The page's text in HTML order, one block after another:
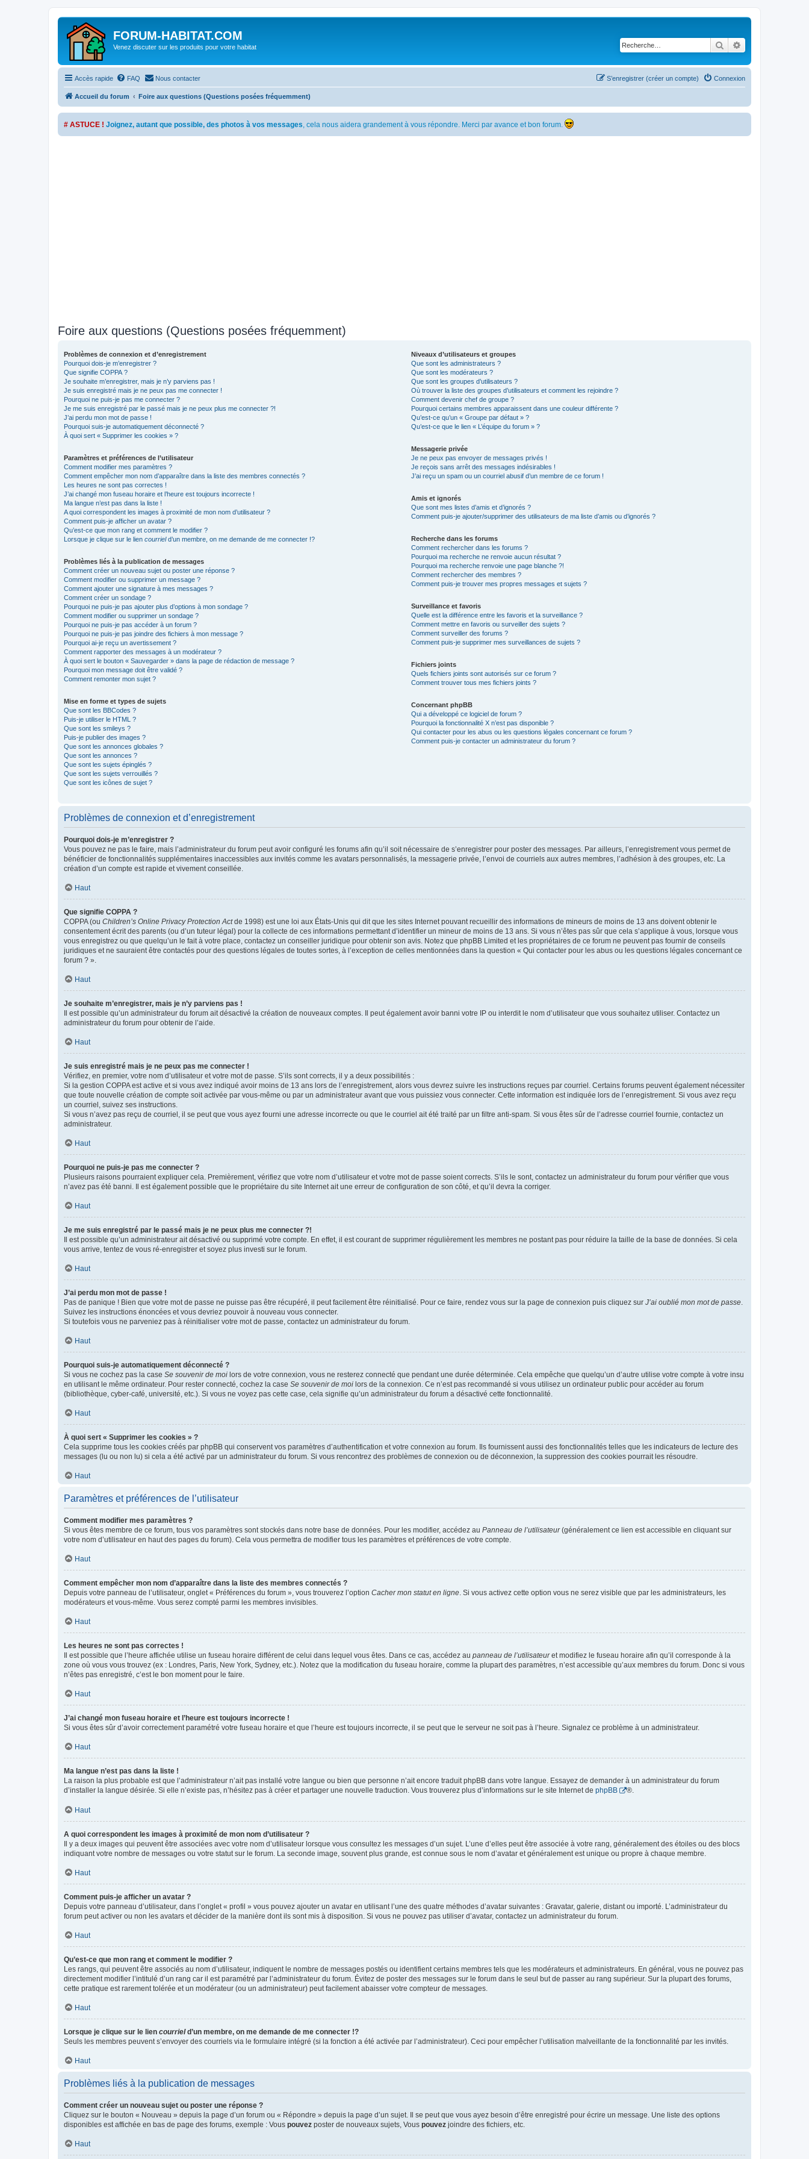
FORUM-HABITAT.COM
Venez discuter sur les produits pour votre habitat Rechercher
Accès rapide FAQ Nous contacter Connexion
S’enregistrer (créer un compte)
Accueil du forum Foire aux questions (Questions posées fréquemment)
# ASTUCE ! Joignez, autant que possible, des photos à vos messages, cela nous aidera grandement à vous répondre. Merci par avance et bon forum.
Foire aux questions (Questions posées fréquemment)
Problèmes de connexion et d’enregistrement
Pourquoi dois-je m’enregistrer ?
Que signifie COPPA ?
Je souhaite m’enregistrer, mais je n’y parviens pas !
Je suis enregistré mais je ne peux pas me connecter !
Pourquoi ne puis-je pas me connecter ?
Je me suis enregistré par le passé mais je ne peux plus me connecter ?!
J’ai perdu mon mot de passe !
Pourquoi suis-je automatiquement déconnecté ?
À quoi sert « Supprimer les cookies » ?
Paramètres et préférences de l’utilisateur
Comment modifier mes paramètres ?
Comment empêcher mon nom d’apparaître dans la liste des membres connectés ?
Les heures ne sont pas correctes !
J’ai changé mon fuseau horaire et l’heure est toujours incorrecte !
Ma langue n’est pas dans la liste !
A quoi correspondent les images à proximité de mon nom d’utilisateur ?
Comment puis-je afficher un avatar ?
Qu’est-ce que mon rang et comment le modifier ?
Lorsque je clique sur le lien courrield’un membre, on me demande de me connecter !?
Problèmes liés à la publication de messages
Comment créer un nouveau sujet ou poster une réponse ?
Comment modifier ou supprimer un message ?
Comment ajouter une signature à mes messages ?
Comment créer un sondage ?
Pourquoi ne puis-je pas ajouter plus d’options à mon sondage ?
Comment modifier ou supprimer un sondage ?
Pourquoi ne puis-je pas accéder à un forum ?
Pourquoi ne puis-je pas joindre des fichiers à mon message ?
Pourquoi ai-je reçu un avertissement ?
Comment rapporter des messages à un modérateur ?
À quoi sert le bouton « Sauvegarder » dans la page de rédaction de message ?
Pourquoi mon message doit être validé ?
Comment remonter mon sujet ?
Mise en forme et types de sujets
Que sont les BBCodes ?
Puis-je utiliser le HTML ?
Que sont les smileys ?
Puis-je publier des images ?
Que sont les annonces globales ?
Que sont les annonces ?
Que sont les sujets épinglés ?
Que sont les sujets verrouillés ?
Que sont les icônes de sujet ?
Niveaux d’utilisateurs et groupes
Que sont les administrateurs ?
Que sont les modérateurs ?
Que sont les groupes d’utilisateurs ?
Où trouver la liste des groupes d’utilisateurs et comment les rejoindre ?
Comment devenir chef de groupe ?
Pourquoi certains membres apparaissent dans une couleur différente ?
Qu’est-ce qu’un « Groupe par défaut » ?
Qu’est-ce que le lien « L’équipe du forum » ?
Messagerie privée
Je ne peux pas envoyer de messages privés !
Je reçois sans arrêt des messages indésirables !
J’ai reçu un spam ou un courriel abusif d’un membre de ce forum !
Amis et ignorés
Que sont mes listes d’amis et d’ignorés ?
Comment puis-je ajouter/supprimer des utilisateurs de ma liste d’amis ou d’ignorés ?
Recherche dans les forums
Comment rechercher dans les forums ?
Pourquoi ma recherche ne renvoie aucun résultat ?
Pourquoi ma recherche renvoie une page blanche ?!
Comment rechercher des membres ?
Comment puis-je trouver mes propres messages et sujets ?
Surveillance et favoris
Quelle est la différence entre les favoris et la surveillance ?
Comment mettre en favoris ou surveiller des sujets ?
Comment surveiller des forums ?
Comment puis-je supprimer mes surveillances de sujets ?
Fichiers joints
Quels fichiers joints sont autorisés sur ce forum ?
Comment trouver tous mes fichiers joints ?
Concernant phpBB
Qui a développé ce logiciel de forum ?
Pourquoi la fonctionnalité X n’est pas disponible ?
Qui contacter pour les abus ou les questions légales concernant ce forum ?
Comment puis-je contacter un administrateur du forum ?
Problèmes de connexion et d’enregistrement
Pourquoi dois-je m’enregistrer ?
Vous pouvez ne pas le faire, mais l’administrateur du forum peut avoir configuré les forums afin qu’il soit nécessaire de s’enregistrer pour poster des messages. Par ailleurs, l’enregistrement vous permet de
bénéficier de fonctionnalités supplémentaires inaccessibles aux invités comme les avatars personnalisés, la messagerie privée, l’envoi de courriels aux autres membres, l’adhésion à des groupes, etc. La
création d’un compte est rapide et vivement conseillée.
Haut
Que signifie COPPA ?
COPPA (ou Children’s Online Privacy Protection Actde 1998) est une loi aux États-Unis qui dit que les sites Internet pouvant recueillir des informations de mineurs de moins de 13 ans doivent obtenir le
consentement écrit des parents (ou d’un tuteur légal) pour la collecte de ces informations permettant d’identifier un mineur de moins de 13 ans. Si vous n’êtes pas sûr que cela s’applique à vous, lorsque vous
vous enregistrez ou que quelqu’un le fait à votre place, contactez un conseiller juridique pour obtenir son avis. Notez que phpBB Limited et les propriétaires de ce forum ne peuvent pas fournir de conseils
juridiques et ne sauraient être contactés pour des questions légales de toutes sortes, à l’exception de celles mentionnées dans la question « Qui contacter pour les abus ou les questions légales concernant ce
forum ? ».
Haut
Je souhaite m’enregistrer, mais je n’y parviens pas !
Il est possible qu’un administrateur du forum ait désactivé la création de nouveaux comptes. Il peut également avoir banni votre IP ou interdit le nom d’utilisateur que vous souhaitez utiliser. Contactez un
administrateur du forum pour obtenir de l’aide.
Haut
Je suis enregistré mais je ne peux pas me connecter !
Vérifiez, en premier, votre nom d’utilisateur et votre mot de passe. S’ils sont corrects, il y a deux possibilités :
Si la gestion COPPA est active et si vous avez indiqué avoir moins de 13 ans lors de l’enregistrement, alors vous devrez suivre les instructions reçues par courriel. Certains forums peuvent également nécessiter
que toute nouvelle création de compte soit activée par vous-même ou par un administrateur avant que vous puissiez vous connecter. Cette information est indiquée lors de l’enregistrement. Si vous avez reçu
un courriel, suivez ses instructions.
Si vous n’avez pas reçu de courriel, il se peut que vous ayez fourni une adresse incorrecte ou que le courriel ait été traité par un filtre anti-spam. Si vous êtes sûr de l’adresse courriel fournie, contactez un
administrateur.
Haut
Pourquoi ne puis-je pas me connecter ?
Plusieurs raisons pourraient expliquer cela. Premièrement, vérifiez que votre nom d’utilisateur et votre mot de passe soient corrects. S’ils le sont, contactez un administrateur du forum pour vérifier que vous
n’avez pas été banni. Il est également possible que le propriétaire du site Internet ait une erreur de configuration de son côté, et qu’il devra la corriger.
Haut
Je me suis enregistré par le passé mais je ne peux plus me connecter ?!
Il est possible qu’un administrateur ait désactivé ou supprimé votre compte. En effet, il est courant de supprimer régulièrement les membres ne postant pas pour réduire la taille de la base de données. Si cela
vous arrive, tentez de vous ré-enregistrer et soyez plus investi sur le forum.
Haut
J’ai perdu mon mot de passe !
Pas de panique ! Bien que votre mot de passe ne puisse pas être récupéré, il peut facilement être réinitialisé. Pour ce faire, rendez vous sur la page de connexion puis cliquez sur J’ai oublié mon mot de passe.
Suivez les instructions énoncées et vous devriez pouvoir à nouveau vous connecter.
Si toutefois vous ne parveniez pas à réinitialiser votre mot de passe, contactez un administrateur du forum.
Haut
Pourquoi suis-je automatiquement déconnecté ?
Si vous ne cochez pas la case Se souvenir de moi lors de votre connexion, vous ne resterez connecté que pendant une durée déterminée. Cela empêche que quelqu’un d’autre utilise votre compte à votre insu
en utilisant le même ordinateur. Pour rester connecté, cochez la case Se souvenir de moi lors de la connexion. Ce n’est pas recommandé si vous utilisez un ordinateur public pour accéder au forum
(bibliothèque, cyber-café, université, etc.). Si vous ne voyez pas cette case, cela signifie qu’un administrateur du forum a désactivé cette fonctionnalité.
Haut
À quoi sert « Supprimer les cookies » ?
Cela supprime tous les cookies créés par phpBB qui conservent vos paramètres d’authentification et votre connexion au forum. Ils fournissent aussi des fonctionnalités telles que les indicateurs de lecture des
messages (lu ou non lu) si cela a été activé par un administrateur du forum. Si vous rencontrez des problèmes de connexion ou de déconnexion, la suppression des cookies pourrait les résoudre.
Haut
Paramètres et préférences de l’utilisateur
Comment modifier mes paramètres ?
Si vous êtes membre de ce forum, tous vos paramètres sont stockés dans notre base de données. Pour les modifier, accédez au Panneau de l’utilisateur(généralement ce lien est accessible en cliquant sur
votre nom d’utilisateur en haut des pages du forum). Cela vous permettra de modifier tous les paramètres et préférences de votre compte.
Haut
Comment empêcher mon nom d’apparaître dans la liste des membres connectés ?
Depuis votre panneau de l’utilisateur, onglet « Préférences du forum », vous trouverez l’option Cacher mon statut en ligne. Si vous activez cette option vous ne serez visible que par les administrateurs, les
modérateurs et vous-même. Vous serez compté parmi les membres invisibles.
Haut
Les heures ne sont pas correctes !
Il est possible que l’heure affichée utilise un fuseau horaire différent de celui dans lequel vous êtes. Dans ce cas, accédez au panneau de l’utilisateuret modifiez le fuseau horaire afin qu’il corresponde à la
zone où vous vous trouvez (ex : Londres, Paris, New York, Sydney, etc.). Notez que la modification du fuseau horaire, comme la plupart des paramètres, n’est accessible qu’aux membres du forum. Donc si vous
n’êtes pas enregistré, c’est le bon moment pour le faire.
Haut
J’ai changé mon fuseau horaire et l’heure est toujours incorrecte !
Si vous êtes sûr d’avoir correctement paramétré votre fuseau horaire et que l’heure est toujours incorrecte, il se peut que le serveur ne soit pas à l’heure. Signalez ce problème à un administrateur.
Haut
Ma langue n’est pas dans la liste !
La raison la plus probable est que l’administrateur n’ait pas installé votre langue ou bien que personne n’ait encore traduit phpBB dans votre langue. Essayez de demander à un administrateur du forum
d’installer la langue désirée. Si elle n’existe pas, n’hésitez pas à créer et partager une nouvelle traduction. Vous trouverez plus d’informations sur le site Internet de phpBB ®.
Haut
A quoi correspondent les images à proximité de mon nom d’utilisateur ?
Il y a deux images qui peuvent être associées avec votre nom d’utilisateur lorsque vous consultez les messages d’un sujet. L’une d’elles peut être associée à votre rang, généralement des étoiles ou des blocs
indiquant votre nombre de messages ou votre statut sur le forum. La seconde image, souvent plus grande, est connue sous le nom d’avatar et généralement est unique ou propre à chaque membre.
Haut
Comment puis-je afficher un avatar ?
Depuis votre panneau d’utilisateur, dans l’onglet « profil » vous pouvez ajouter un avatar en utilisant l’une des quatre méthodes d’avatar suivantes : Gravatar, galerie, distant ou importé. L’administrateur du
forum peut activer ou non les avatars et décider de la manière dont ils sont mis à disposition. Si vous ne pouvez pas utiliser d’avatar, contactez un administrateur du forum.
Haut
Qu’est-ce que mon rang et comment le modifier ?
Les rangs, qui peuvent être associés au nom d’utilisateur, indiquent le nombre de messages postés ou identifient certains membres tels que les modérateurs et administrateurs. En général, vous ne pouvez pas
directement modifier l’intitulé d’un rang car il est paramétré par l’administrateur du forum. Évitez de poster des messages sur le forum dans le seul but de passer au rang supérieur. Sur la plupart des forums,
cette pratique est rarement tolérée et un modérateur (ou un administrateur) peut facilement abaisser votre compteur de messages.
Haut
Lorsque je clique sur le lien courrield’un membre, on me demande de me connecter !?
Seuls les membres peuvent s’envoyer des courriels via le formulaire intégré (si la fonction a été activée par l’administrateur). Ceci pour empêcher l’utilisation malveillante de la fonctionnalité par les invités.
Haut
Problèmes liés à la publication de messages
Comment créer un nouveau sujet ou poster une réponse ?
Cliquez sur le bouton « Nouveau » depuis la page d’un forum ou « Répondre » depuis la page d’un sujet. Il se peut que vous ayez besoin d’être enregistré pour écrire un message. Une liste des options
disponibles est affichée en bas de page des forums, exemple : Vous pouvez poster de nouveaux sujets, Vous pouvez joindre des fichiers, etc.
Haut